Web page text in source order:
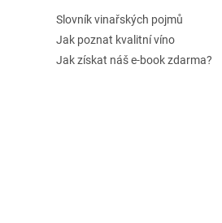
Slovník vinařských pojmů
Jak poznat kvalitní víno
Jak získat náš e-book zdarma?